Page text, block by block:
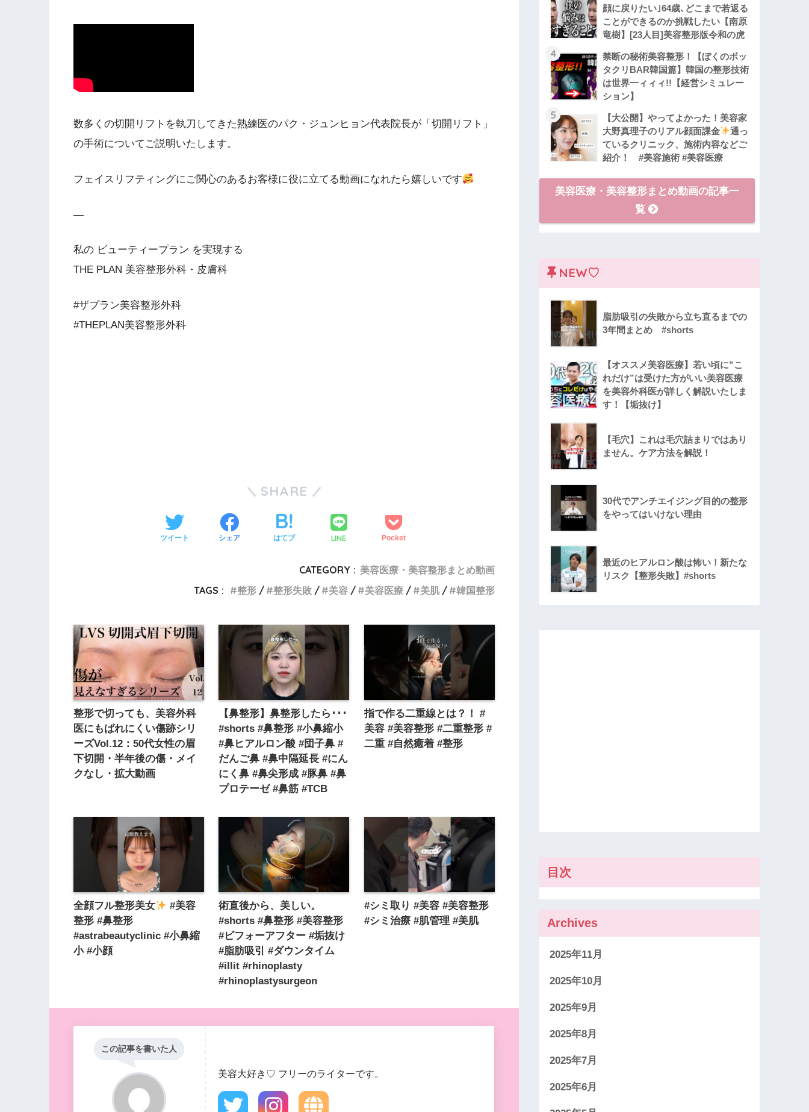
数多くの切開リフトを執刀してきた熟練医のパク・ジュンヒョン代表院長が「切開リフト」
の手術についてご説明いたします。
フェイスリフティングにご関心のあるお客様に役に立てる動画になれたら嬉しいです
—
私の ビューティープラン を実現する
THE PLAN 美容整形外科・皮膚科
#ザプラン美容整形外科
#THEPLAN美容整形外科
SHARE
ツイート シェア はてブ LINE Pocket
CATEGORY : 美容医療・美容整形まとめ動画
TAGS :
整形 整形失敗 美容 美容医療 美肌 韓国整形
整形で切っても、美容外科
医にもばれにくい傷跡シリ
ーズVol.12：50代女性の眉
下切開・半年後の傷・メイ
クなし・拡大動画
【鼻整形】鼻整形したら･･･
#shorts #鼻整形 #小鼻縮小
#鼻ヒアルロン酸 #団子鼻 #
だんご鼻 #鼻中隔延長 #にん
にく鼻 #鼻尖形成 #豚鼻 #鼻
プロテーゼ #鼻筋 #TCB
指で作る二重線とは？！ #
美容 #美容整形 #二重整形 #
二重 #自然癒着 #整形
全顔フル整形美女
#美容
整形 #鼻整形
#astrabeautyclinic #小鼻縮
小 #小顔
術直後から、美しい。
#shorts #鼻整形 #美容整形
#ビフォーアフター #垢抜け
#脂肪吸引 #ダウンタイム
#illit #rhinoplasty
#rhinoplastysurgeon
#シミ取り #美容 #美容整形
#シミ治療 #肌管理 #美肌
この記事を書いた人
美容大好き♡ フリーのライターです。
顔に戻りたい｣64歳､どこまで若返る
ことができるのか挑戦したい【南原
竜樹】[23人目]美容整形版令和の虎
4
禁断の秘術美容整形！【ぼくのボッ
タクリBAR韓国篇】韓国の整形技術
は世界一ィィィ!!【経営シミュレー
ション】
5
【大公開】やってよかった！美容家
大野真理子のリアル顔面課金
通っ
ているクリニック、施術内容などご
紹介！ #美容施術 #美容医療
美容医療・美容整形まとめ動画の記事一
覧
NEW♡
脂肪吸引の失敗から立ち直るまでの
3年間まとめ #shorts
【オススメ美容医療】若い頃に”こ
れだけ”は受けた方がいい美容医療
を美容外科医が詳しく解説いたしま
す！【垢抜け】
【毛穴】これは毛穴詰まりではあり
ません。ケア方法を解説！
30代でアンチエイジング目的の整形
をやってはいけない理由
最近のヒアルロン酸は怖い！新たな
リスク【整形失敗】#shorts
目次
Archives
2025年11月
2025年10月
2025年9月
2025年8月
2025年7月
2025年6月